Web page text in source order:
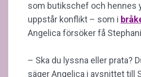
som butikschef och hennes
uppstår konflikt – som i
Angelica försöker få
– Ska du lyssna eller prata?
säger Angelica i avsnittet till